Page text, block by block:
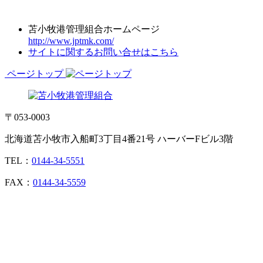
苫小牧港管理組合ホームページ
http://www.jptmk.com/
サイトに関するお問い合せはこちら
ページトップ
〒053-0003
北海道苫小牧市入船町3丁目4番21号 ハーバーFビル3階
TEL： 0144-34-5551
FAX： 0144-34-5559